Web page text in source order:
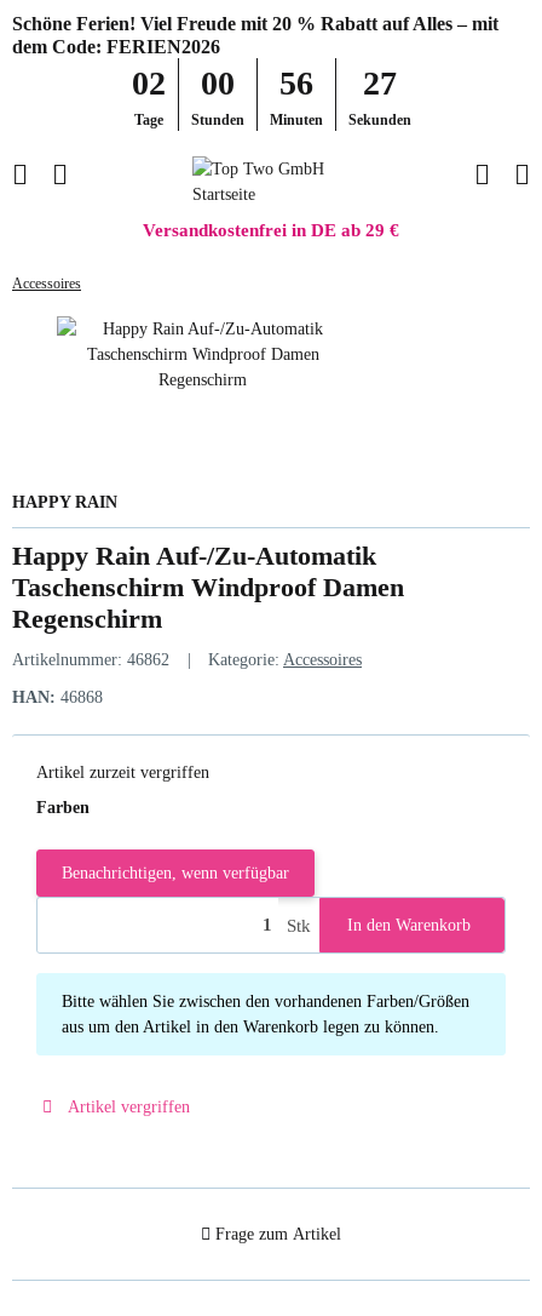
Schöne Ferien! Viel Freude mit 20 % Rabatt auf Alles – mit
dem Code: FERIEN2026
02
Tage
00
Stunden
56
Minuten
27
Sekunden
Versandkostenfrei in DE ab 29 €
Accessoires
HAPPY RAIN
Happy Rain Auf-/Zu-Automatik
Taschenschirm Windproof Damen
Regenschirm
Artikelnummer: 46862 Kategorie: Accessoires
HAN: 46868
Artikel zurzeit vergriffen
Farben
Benachrichtigen, wenn verfügbar
Stk In den Warenkorb
x
Bitte wählen Sie zwischen den vorhandenen Farben/Größen
aus um den Artikel in den Warenkorb legen zu können.
Artikel vergriffen
Frage zum Artikel